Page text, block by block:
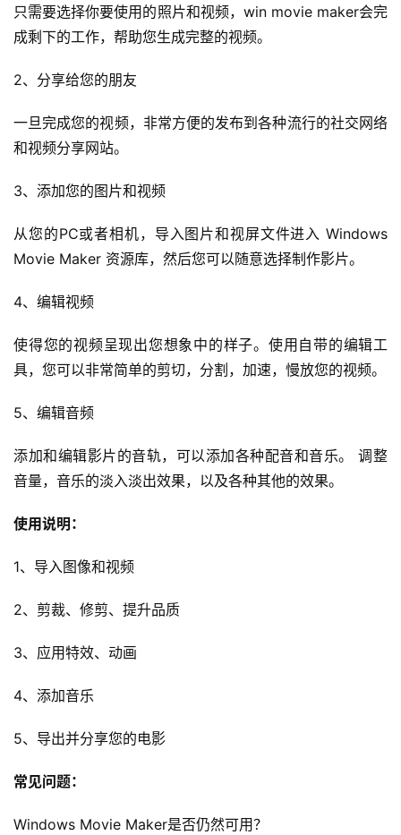
只需要选择你要使用的照片和视频，win movie maker会完
成剩下的工作，帮助您生成完整的视频。
2、分享给您的朋友
一旦完成您的视频，非常方便的发布到各种流行的社交网络
和视频分享网站。
3、添加您的图片和视频
从您的PC或者相机，导入图片和视屏文件进入 Windows
Movie Maker 资源库，然后您可以随意选择制作影片。
4、编辑视频
使得您的视频呈现出您想象中的样子。使用自带的编辑工
具，您可以非常简单的剪切，分割，加速，慢放您的视频。
5、编辑音频
添加和编辑影片的音轨，可以添加各种配音和音乐。 调整
音量，音乐的淡入淡出效果，以及各种其他的效果。
使用说明：
1、导入图像和视频
2、剪裁、修剪、提升品质
3、应用特效、动画
4、添加音乐
5、导出并分享您的电影
常见问题：
Windows Movie Maker是否仍然可用？